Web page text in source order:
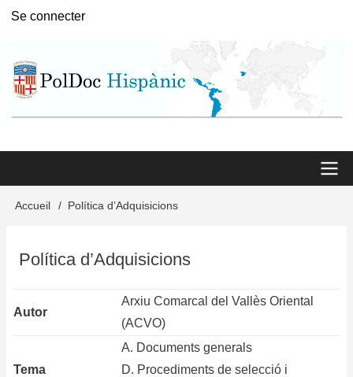
Aller
principal
User
Se connecter
Main
FilAccueil Política d’Adquisicions
Política d’Adquisicions
Autor
Arxiu Comarcal del Vallès Oriental
(ACVO)
Tema
A. Documents generals
D. Procediments de selecció i